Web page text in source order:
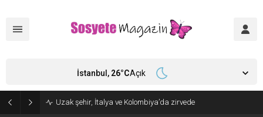
İstanbul, 26°CAçık